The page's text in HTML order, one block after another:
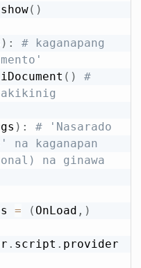
show( )
) :
# kaganapang
( )
#
) :
# 'Nasarado
na kaganapan
na ginawa
= ( OnLoad , )
. script .